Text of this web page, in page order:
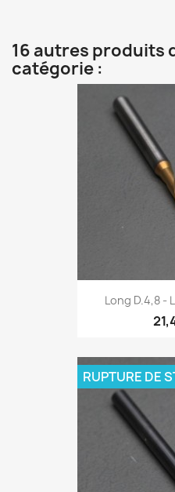
16 autres produits
catégorie :
Long D.4,8 -
RUPTURE DE